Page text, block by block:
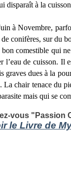
disparaît à la
à Novembre,
conifères, sur du
bon comestible qui
l’eau de cuisson. Il
graves dues à la
La chair tenace du
mais qui se
vous "Passion
le Livre de